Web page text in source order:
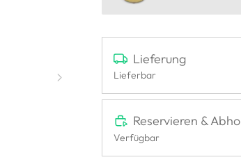
Lieferung
Lieferbar
Reservieren &
Verfügbar